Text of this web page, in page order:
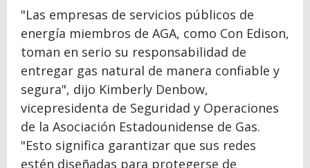
"Las empresas de servicios públicos de
energía miembros de AGA, como Con Edison,
toman en serio su responsabilidad de
entregar gas natural de manera confiable y
segura", dijo Kimberly Denbow,
vicepresidenta de Seguridad y Operaciones
de la Asociación Estadounidense de Gas.
"Esto significa garantizar que sus redes
estén diseñadas para protegerse de